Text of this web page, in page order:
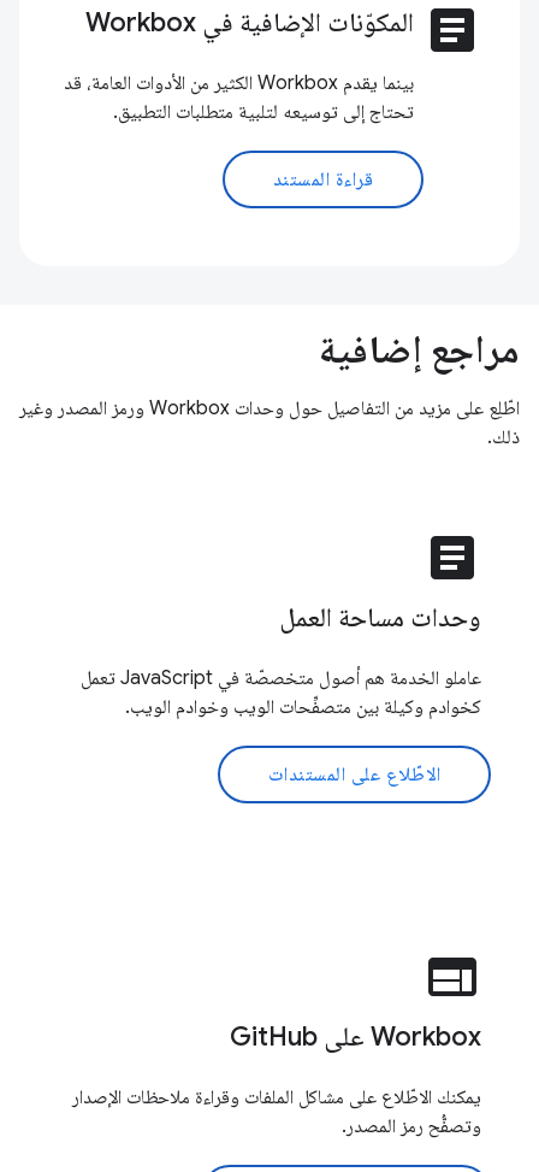
article المكوّنات الإضافية في Workbox
بينما يقدم Workbox الكثير من الأدوات العامة، قد
تحتاج إلى توسيعه لتلبية متطلبات التطبيق.
قراءة المستند
مراجع إضافية
اطّلِع على مزيد من التفاصيل حول وحدات Workbox ورمز المصدر وغير
ذلك.
article
وحدات مساحة العمل
عاملو الخدمة هم أصول متخصصّة في JavaScript تعمل
كخوادم وكيلة بين متصفِّحات الويب وخوادم الويب.
الاطّلاع على المستندات
web
Workbox على GitHub
يمكنك الاطّلاع على مشاكل الملفات وقراءة ملاحظات الإصدار
وتصفُّح رمز المصدر.